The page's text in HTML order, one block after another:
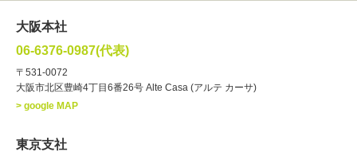
・性別
・ジャンル
ナレーター レポーター
大阪本社
06-6376-0987(代表)
〒531-0072
大阪市北区豊崎4丁目6番26号 Alte Casa (アルテ カーサ)
> google MAP
東京支社